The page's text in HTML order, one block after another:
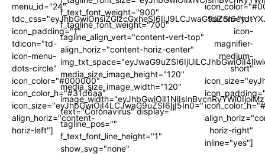
menu_id="24"
icon_padding="1"
tdicon="td-
icon-menu-
dots-circle"
icon_color="#000000"
icon_color_h="#31d6aa"
icon_size="eyJhbGwiOjI4LCJwaG9uZSI6IjI5In0="
align_horiz="content-
horiz-left"]
f_text_font_weight="900"
f_tagline_font_weight="700"
tagline_align_vert="content-vert-top"
align_horiz="content-horiz-center"
media_size_image_height="120"
media_size_image_width="120"
text="Coronavirus" display=""
tagline_pos=""
f_text_font_line_height="1"
show_svg="none"
tdicon="td-
icon-
magnifier-
medium-
short"
horiz-right"
inline="yes"]